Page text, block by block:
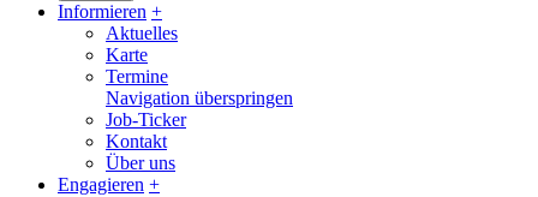
Informieren +
Aktuelles
Karte
Termine
Navigation überspringen
Job-Ticker
Kontakt
Über uns
Engagieren +